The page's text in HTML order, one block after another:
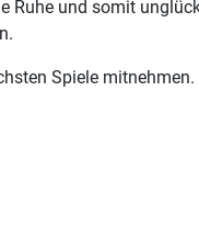
Ruhe und somit
Spiele